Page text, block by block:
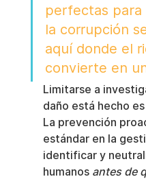
perfectas
la corrupción
aquí donde el
convierte en
Limitarse a
daño está hecho
La prevención
estándar en la
identificar y
humanos antes de